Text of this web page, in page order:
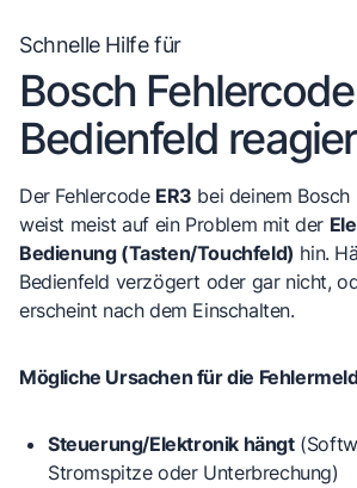
Schnelle Hilfe für
Bosch
Bedienfeld
Der Fehlercode ER3 bei deinem
weist meist auf ein Problem mit der
Bedienung (Tasten/Touchfeld) hin.
Bedienfeld verzögert oder gar nicht,
erscheint nach dem Einschalten.
Mögliche Ursachen für die
Steuerung/Elektronik hängt
Stromspitze oder Unterbrechung)